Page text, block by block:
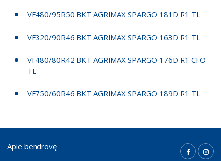
VF480/95R50 BKT AGRIMAX SPARGO 181D R1 TL
VF320/90R46 BKT AGRIMAX SPARGO 163D R1 TL
VF480/80R42 BKT AGRIMAX SPARGO 176D R1 CFO
TL
VF750/60R46 BKT AGRIMAX SPARGO 189D R1 TL
Apie bendrovę